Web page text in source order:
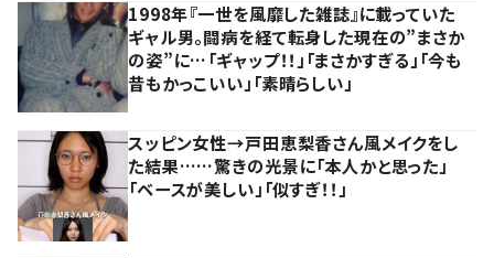
1998年『一世を風靡した雑誌』に載っていた
ギャル男。闘病を経て転身した現在の”まさか
の姿”に…「ギャップ！！」「まさかすぎる」「今も
昔もかっこいい」「素晴らしい」
スッピン女性→戸田恵梨香さん風メイクをし
た結果……驚きの光景に「本人かと思った」
「ベースが美しい」「似すぎ！！」